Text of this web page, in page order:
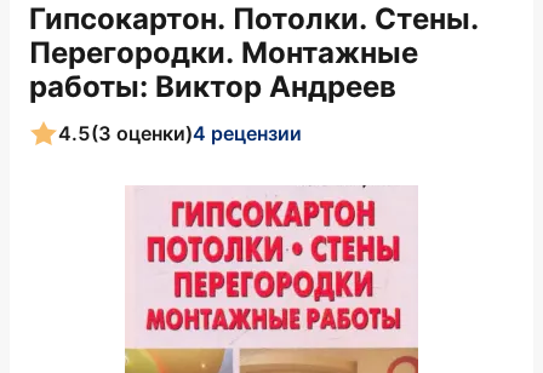
Гипсокартон. Потолки. Стены.
Перегородки. Монтажные
работы: Виктор Андреев
4.5(3 оценки)4 рецензии